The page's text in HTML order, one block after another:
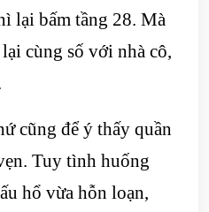
lại bấm tầng 28. Mà
cùng số với nhà cô,
cũng để ý thấy quần
Tuy tình huống
hổ vừa hỗn loạn,